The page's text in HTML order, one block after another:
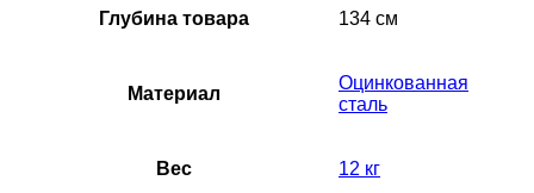
Глубина товара 134 см
Материал
Оцинкованная
сталь
Вес 12 кг